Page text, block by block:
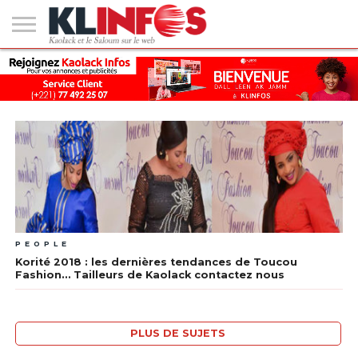
#2
(PAS
DE
TITRE)
KAOLACK
POLITIQUE
ECONOMIE
SOCIÉTÉ
CULTURE
PEOPLE
SPORT
SANTÉ
AFRIQUE
INTERNATIONAL
EMPLOI &
FORMATION
PEOPLE
Korité 2018 : les dernières tendances de Toucou
Fashion… Tailleurs de Kaolack contactez nous
PLUS DE SUJETS